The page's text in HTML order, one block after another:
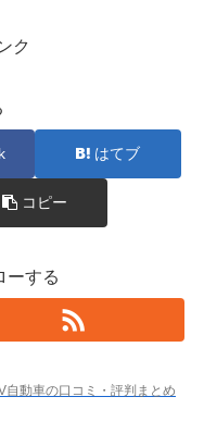
ク
はてブ
コピー
ーする
動車の口コミ・評判まとめ